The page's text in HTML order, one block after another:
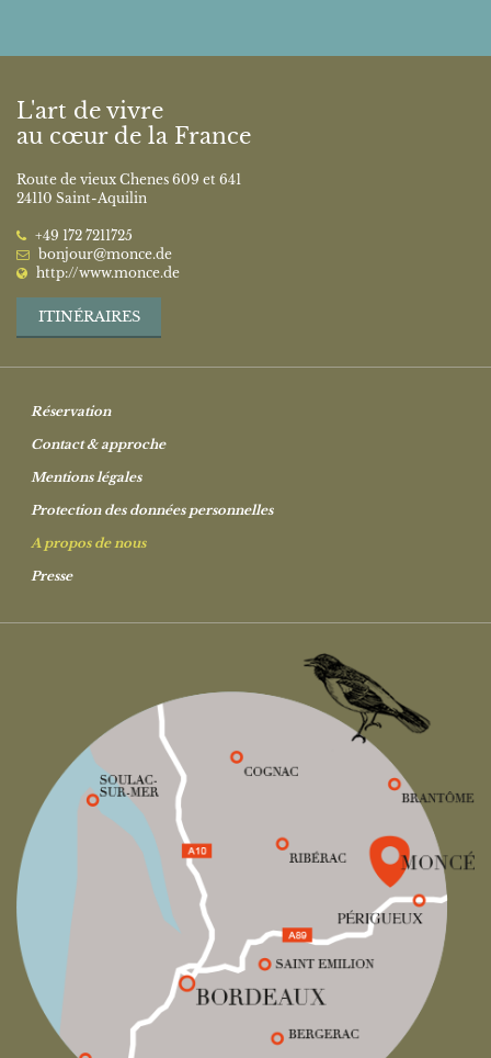
L'art de vivre
au cœur de la France
Route de vieux Chenes 609 et 641
24110 Saint-Aquilin
‭+49 172 7211725‬
bonjour@monce.de
http://www.monce.de
ITINÉRAIRES
Réservation
Contact & approche
Mentions légales
Protection des données personnelles
A propos de nous
Presse